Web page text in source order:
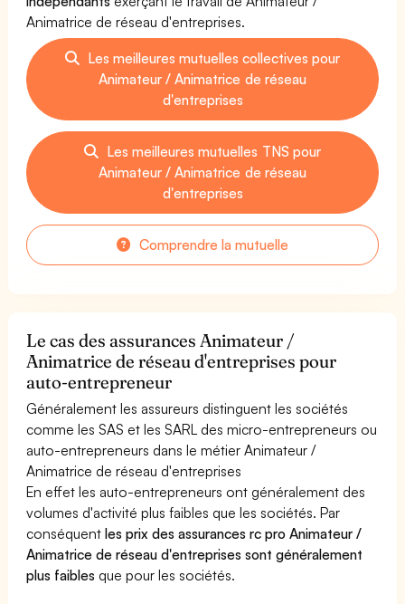
Animatrice de réseau d'entreprises.
Les meilleures mutuelles collectives pour
Animateur / Animatrice de réseau
d'entreprises
Les meilleures mutuelles TNS pour
Animateur / Animatrice de réseau
d'entreprises
Comprendre la mutuelle
Le cas des assurances Animateur /
Animatrice de réseau d'entreprises pour
auto-entrepreneur
Généralement les assureurs distinguent les sociétés
comme les SAS et les SARL des micro-entrepreneurs ou
auto-entrepreneurs dans le métier Animateur /
Animatrice de réseau d'entreprises
En effet les auto-entrepreneurs ont généralement des
volumes d'activité plus faibles que les sociétés. Par
conséquentles prix des assurances rc pro Animateur /
Animatrice de réseau d'entreprises sont généralement
plus faibles que pour les sociétés.